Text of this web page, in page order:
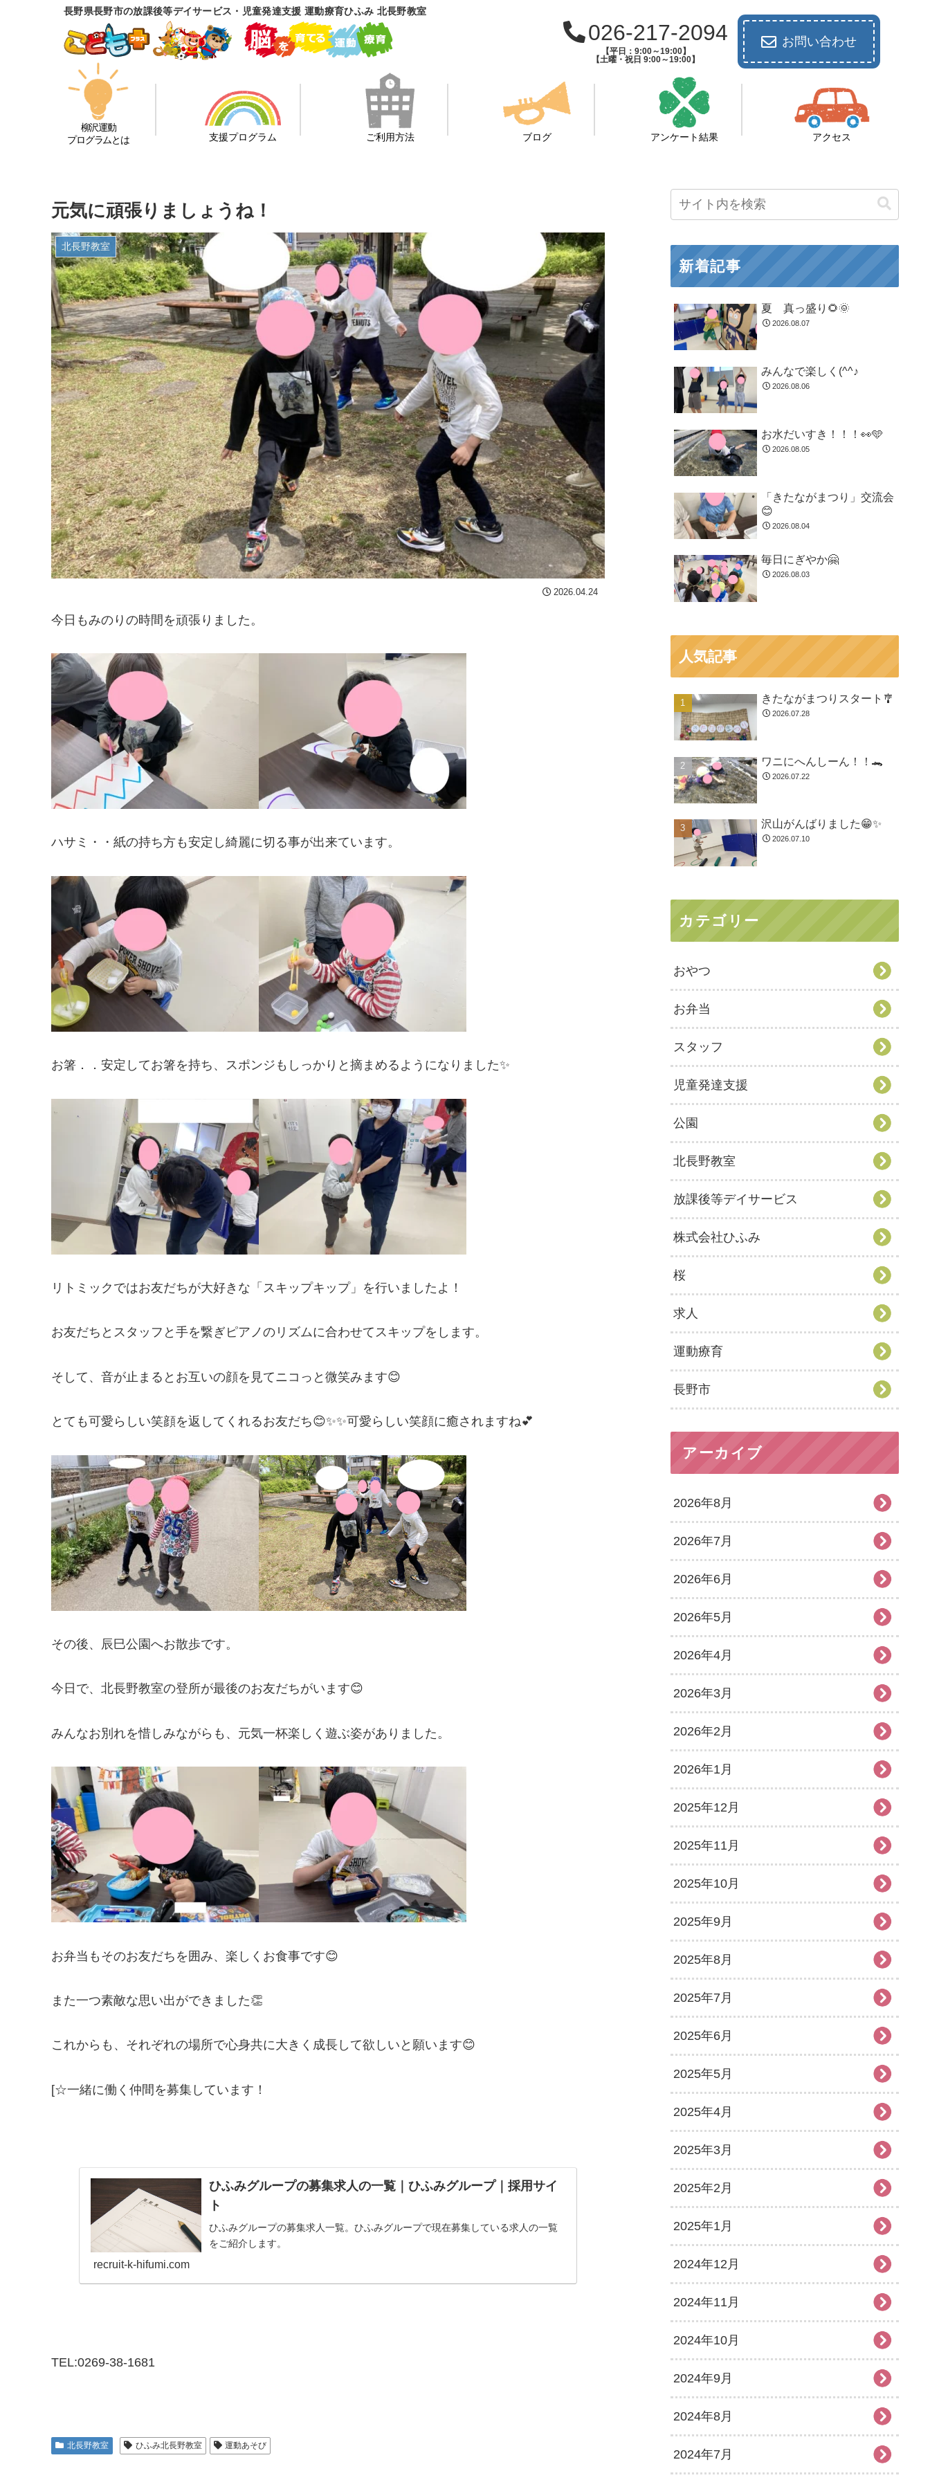
長野県長野市の放課後等デイサービス・児童発達支援 運動療育ひふみ 北長野教室
026-217-2094
【平日：9:00～19:00】
【土曜・祝日 9:00～19:00】
お問い合わせ
柳沢運動
プログラムとは
支援プログラム ご利用方法 ブログ アンケート結果 アクセス
元気に頑張りましょうね！
北長野教室
2026.04.24
今日もみのりの時間を頑張りました。
ハサミ・・紙の持ち方も安定し綺麗に切る事が出来ています。
お箸．．安定してお箸を持ち、スポンジもしっかりと摘まめるようになりました✨
リトミックではお友だちが大好きな「スキップキップ」を行いましたよ！
お友だちとスタッフと手を繋ぎピアノのリズムに合わせてスキップをします。
そして、音が止まるとお互いの顔を見てニコっと微笑みます😊
とても可愛らしい笑顔を返してくれるお友だち😊✨✨可愛らしい笑顔に癒されますね💕
その後、辰巳公園へお散歩です。
今日で、北長野教室の登所が最後のお友だちがいます😊
みんなお別れを惜しみながらも、元気一杯楽しく遊ぶ姿がありました。
お弁当もそのお友だちを囲み、楽しくお食事です😊
また一つ素敵な思い出ができました👏
これからも、それぞれの場所で心身共に大きく成長して欲しいと願います😊
[☆一緒に働く仲間を募集しています！
ひふみグループの募集求人の一覧｜ひふみグループ｜採用サイ
ト
ひふみグループの募集求人一覧。ひふみグループで現在募集している求人の一覧
をご紹介します。
recruit-k-hifumi.com
TEL:0269-38-1681
北長野教室 ひふみ北長野教室 運動あそび
新着記事
夏 真っ盛り🌻🌞
2026.08.07
みんなで楽しく(^^♪
2026.08.06
お水だいすき！！！👀🩵
2026.08.05
「きたながまつり」交流会
😊
2026.08.04
毎日にぎやか🤗
2026.08.03
人気記事
きたながまつりスタート🎐
2026.07.28
ワニにへんしーん！！🐊
2026.07.22
沢山がんばりました😁✨
2026.07.10
カテゴリー
おやつ
お弁当
スタッフ
児童発達支援
公園
北長野教室
放課後等デイサービス
株式会社ひふみ
桜
求人
運動療育
長野市
アーカイブ
2026年8月
2026年7月
2026年6月
2026年5月
2026年4月
2026年3月
2026年2月
2026年1月
2025年12月
2025年11月
2025年10月
2025年9月
2025年8月
2025年7月
2025年6月
2025年5月
2025年4月
2025年3月
2025年2月
2025年1月
2024年12月
2024年11月
2024年10月
2024年9月
2024年8月
2024年7月